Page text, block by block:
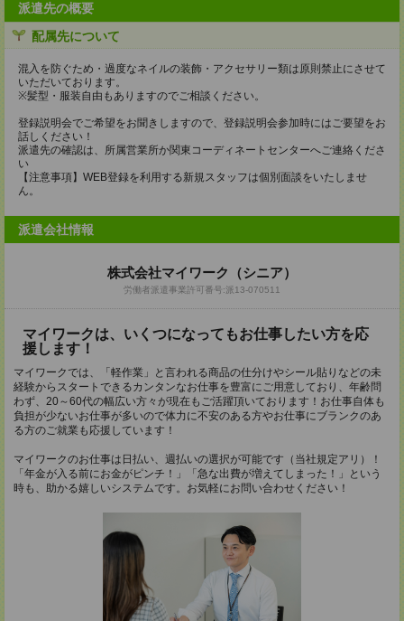
派遣先の概要
配属先について
混入を防ぐため・過度なネイルの装飾・アクセサリー類は原則禁止にさせて
いただいております。
※髪型・服装自由もありますのでご相談ください。
登録説明会でご希望をお聞きしますので、登録説明会参加時にはご要望をお
話しください！
派遣先の確認は、所属営業所か関東コーディネートセンターへご連絡くださ
い
【注意事項】WEB登録を利用する新規スタッフは個別面談をいたしませ
ん。
派遣会社情報
株式会社マイワーク（シニア）
労働者派遣事業許可番号:派13-070511
マイワークは、いくつになってもお仕事したい方を応
援します！
マイワークでは、「軽作業」と言われる商品の仕分けやシール貼りなどの未
経験からスタートできるカンタンなお仕事を豊富にご用意しており、年齢問
わず、20～60代の幅広い方々が現在もご活躍頂いております！お仕事自体も
負担が少ないお仕事が多いので体力に不安のある方やお仕事にブランクのあ
る方のご就業も応援しています！
マイワークのお仕事は日払い、週払いの選択が可能です（当社規定アリ）！
「年金が入る前にお金がピンチ！」「急な出費が増えてしまった！」という
時も、助かる嬉しいシステムです。お気軽にお問い合わせください！